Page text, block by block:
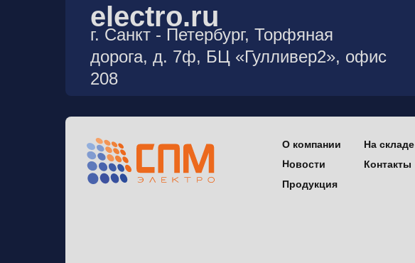
г. Санкт - Петербург, Торфяная
дорога, д. 7ф, БЦ «Гулливер2», офис
208
electro.ru
О компании
Новости
Продукция
На складе
Контакты